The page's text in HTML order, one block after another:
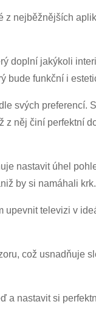
z nejběžnějších
doplní jakýkoli
bude funkční i
svých preferencí.
z něj činí perfektní
nastavit úhel
by si namáhali krk.
upevnit televizi v
což usnadňuje
a nastavit si